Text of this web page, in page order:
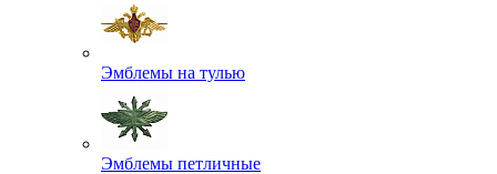
Эмблемы на тулью
Эмблемы петличные